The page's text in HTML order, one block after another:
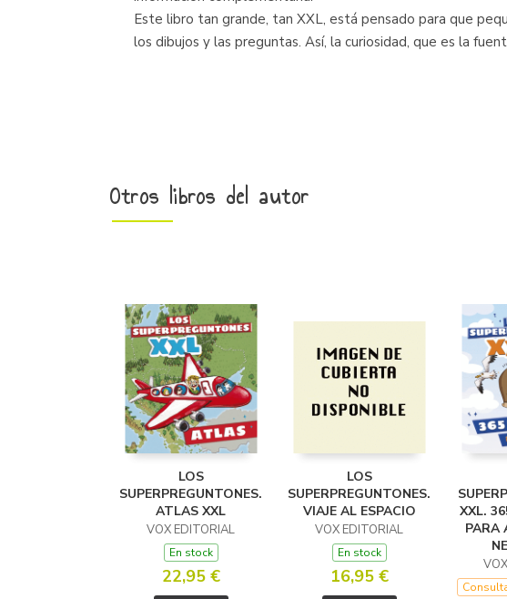
Este libro tan grande, tan XXL, está pensado para que
los dibujos y las preguntas. Así, la curiosidad, que es la
Otros libros del autor
LOS
SUPERPREGUNTONES.
ATLAS XXL
VOX EDITORIAL
En stock
22,95 €
LOS
SUPERPREGUNTONES.
VIAJE AL ESPACIO
VOX EDITORIAL
En stock
16,95 €
XXL.
PARA